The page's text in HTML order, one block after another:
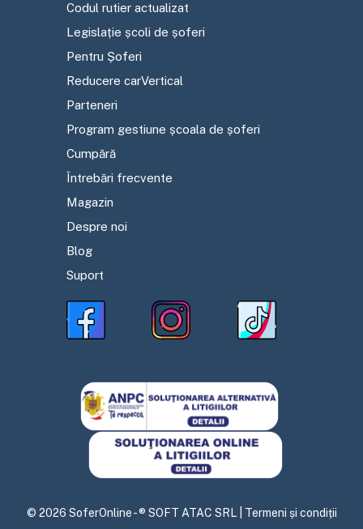
Codul rutier actualizat
Legislație școli de șoferi
Pentru Șoferi
Reducere carVertical
Parteneri
Program gestiune școala de șoferi
Cumpără
Întrebări frecvente
Magazin
Despre noi
Blog
Suport
© 2026 SoferOnline - ® SOFT ATAC SRL | Termeni și condiții